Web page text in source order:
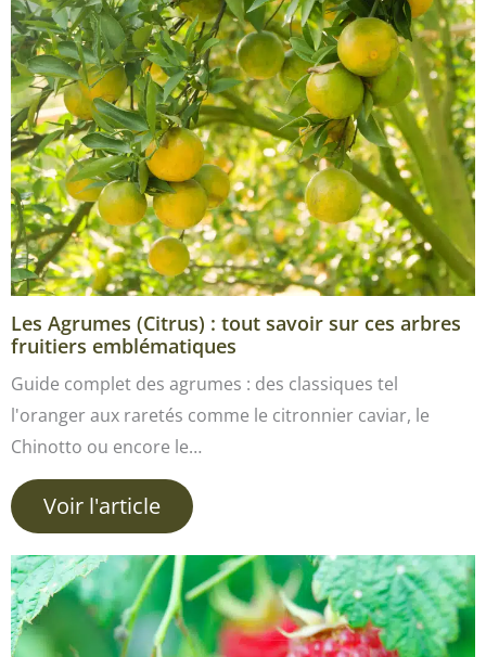
Les Agrumes (Citrus) : tout savoir sur ces arbres
fruitiers emblématiques
Guide complet des agrumes : des classiques tel
l'oranger aux raretés comme le citronnier caviar, le
Chinotto ou encore le…
Voir l'article